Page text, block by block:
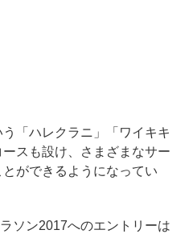
「ハレクラニ」「ワイキキ
スも設け、さまざまなサー
ができるようになってい
ソン2017へのエントリーは